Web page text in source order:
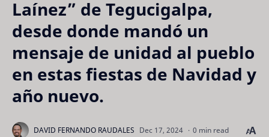
Laínez” de Tegucigalpa,
desde donde mandó un
mensaje de unidad al pueblo
en estas fiestas de Navidad y
año nuevo.
0 min read